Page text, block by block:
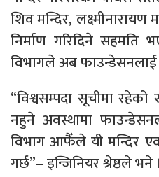
शिव मन्दिर,
निर्माण गरिदिने सहमति
विभागले अब
“विश्वसम्पदा सूचीमा रहेको
नहुने अवस्थामा
विभाग आफैँले यी मन्दिर
गर्छ”– इन्जिनियर श्रेष्ठले भने ।